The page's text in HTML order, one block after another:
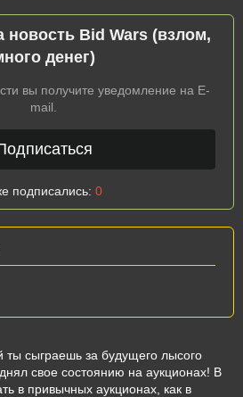
новость Bid Wars (взлом,
денег)
вы получите уведомление на E-
mail.
подписались: 0
ты сыграешь за будущего лысого
свое состоянию на аукционах! В
в привычных аукционах, как в